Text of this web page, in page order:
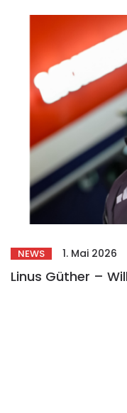
NEWS 1. Mai 2026
Linus Güther –